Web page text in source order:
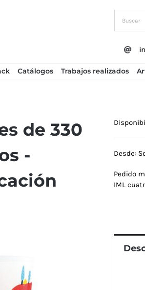
Catálogos Trabajos realizados
de 330
-
Desde:
Pedido
IML